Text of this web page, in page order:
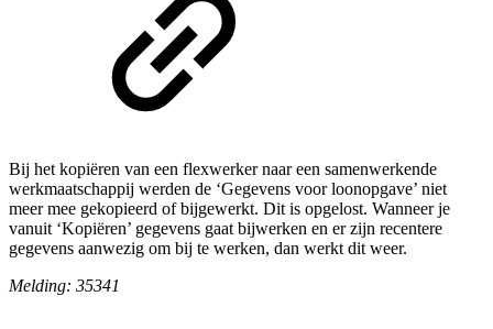
Bij het kopiëren van een flexwerker naar een samenwerkende
werkmaatschappij werden de ‘Gegevens voor loonopgave’ niet
meer mee gekopieerd of bijgewerkt. Dit is opgelost. Wanneer je
vanuit ‘Kopiëren’ gegevens gaat bijwerken en er zijn recentere
gegevens aanwezig om bij te werken, dan werkt dit weer.
Melding: 35341